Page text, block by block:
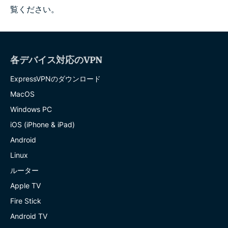
覧ください。
各デバイス対応のVPN
ExpressVPNのダウンロード
MacOS
Windows PC
iOS (iPhone & iPad)
Android
Linux
ルーター
Apple TV
Fire Stick
Android TV